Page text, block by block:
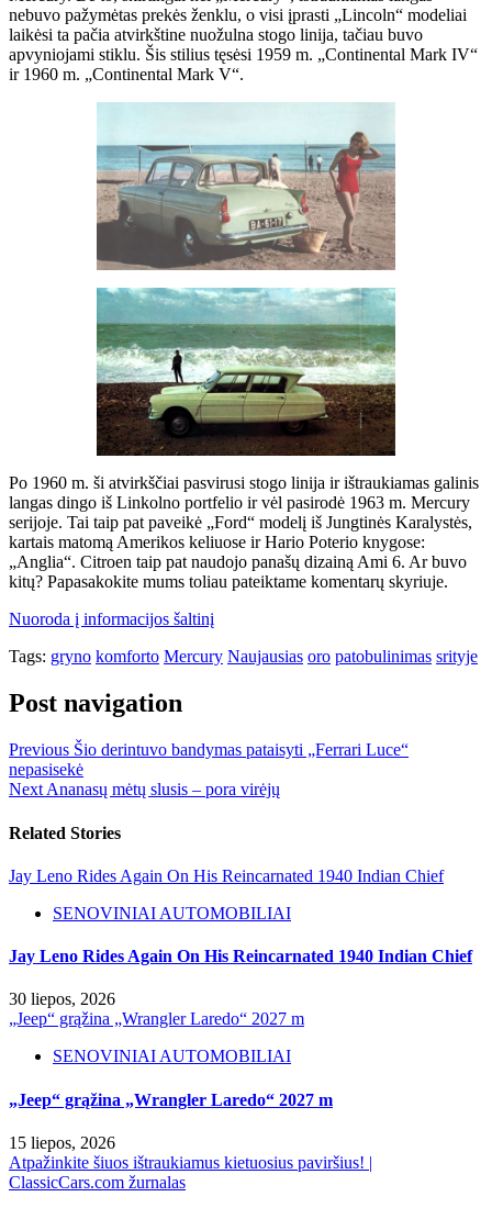
nebuvo pažymėtas prekės ženklu, o visi įprasti „Lincoln“ modeliai
laikėsi ta pačia atvirkštine nuožulna stogo linija, tačiau buvo
apvyniojami stiklu. Šis stilius tęsėsi 1959 m. „Continental Mark IV“
ir 1960 m. „Continental Mark V“.
Po 1960 m. ši atvirkščiai pasvirusi stogo linija ir ištraukiamas galinis
langas dingo iš Linkolno portfelio ir vėl pasirodė 1963 m. Mercury
serijoje. Tai taip pat paveikė „Ford“ modelį iš Jungtinės Karalystės,
kartais matomą Amerikos keliuose ir Hario Poterio knygose:
„Anglia“. Citroen taip pat naudojo panašų dizainą Ami 6. Ar buvo
kitų? Papasakokite mums toliau pateiktame komentarų skyriuje.
Nuoroda į informacijos šaltinį
Tags: gryno komforto Mercury Naujausias oro patobulinimas srityje
Post navigation
Previous Šio derintuvo bandymas pataisyti „Ferrari Luce“
nepasisekė
Next Ananasų mėtų slusis – pora virėjų
Related Stories
Jay Leno Rides Again On His Reincarnated 1940 Indian Chief
SENOVINIAI AUTOMOBILIAI
Jay Leno Rides Again On His Reincarnated 1940 Indian Chief
30 liepos, 2026
„Jeep“ grąžina „Wrangler Laredo“ 2027 m
SENOVINIAI AUTOMOBILIAI
„Jeep“ grąžina „Wrangler Laredo“ 2027 m
15 liepos, 2026
Atpažinkite šiuos ištraukiamus kietuosius paviršius! |
ClassicCars.com žurnalas